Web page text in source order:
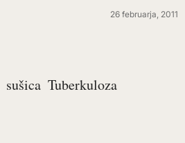
26 februarja, 2011
sušica Tuberkuloza